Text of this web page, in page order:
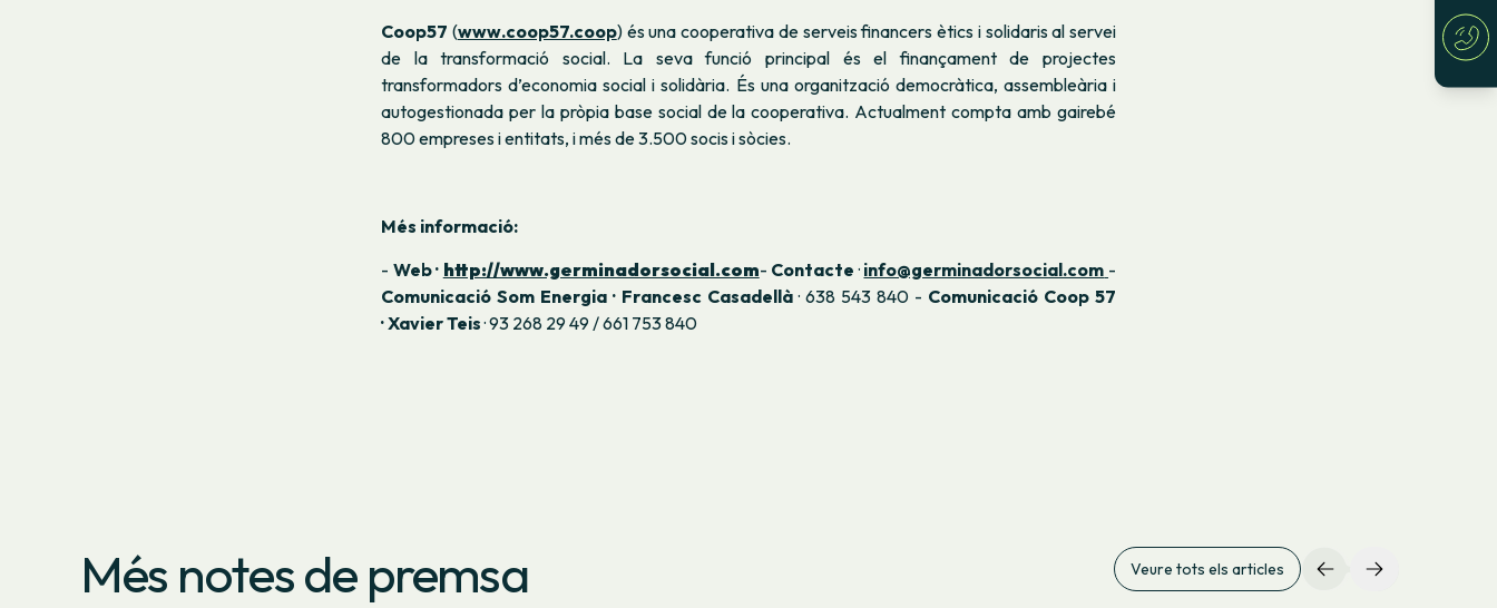
Coop57 (www.coop57.coop) és una cooperativa de serveis financers ètics i solidaris al servei
de la transformació social. La seva funció principal és el finançament de projectes
transformadors d’economia social i solidària. És una organització democràtica, assembleària i
autogestionada per la pròpia base social de la cooperativa. Actualment compta amb gairebé
800 empreses i entitats, i més de 3.500 socis i sòcies.
Més informació:
- Web · http://www.germinadorsocial.com- Contacte · info@germinadorsocial.com -
Comunicació Som Energia · Francesc Casadellà · 638 543 840 - Comunicació Coop 57
· Xavier Teis· 93 268 29 49 / 661 753 840
Més notes de premsa Veure tots els articles